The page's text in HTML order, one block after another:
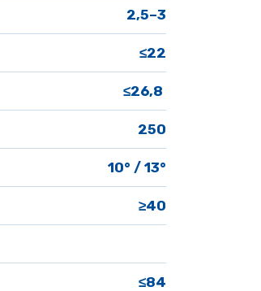
2,5–3
≤22
≤26,8
250
10° / 13°
≥40
≤84